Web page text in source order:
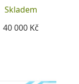
Skladem
40 000 Kč